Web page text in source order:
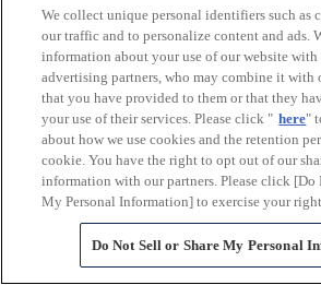
ページ上部へ
現在地
TOP
投資家情報
ライブラリー
統合報告書/アニュアルレポート
オンライン版統合報告書2021
特集：三菱商事の価値創造（EX
報告書2021
We collect unique personal identifiers such as
our traffic and to personalize content and ads.
information about your use of our website with
advertising partners, who may combine it with
that you have provided to them or that they
your use of their services. Please click " here"
about how we use cookies and the retention
cookie. You have the right to opt out of our
information with our partners. Please click [Do
My Personal Information] to exercise your
Do Not Sell or Share My Personal